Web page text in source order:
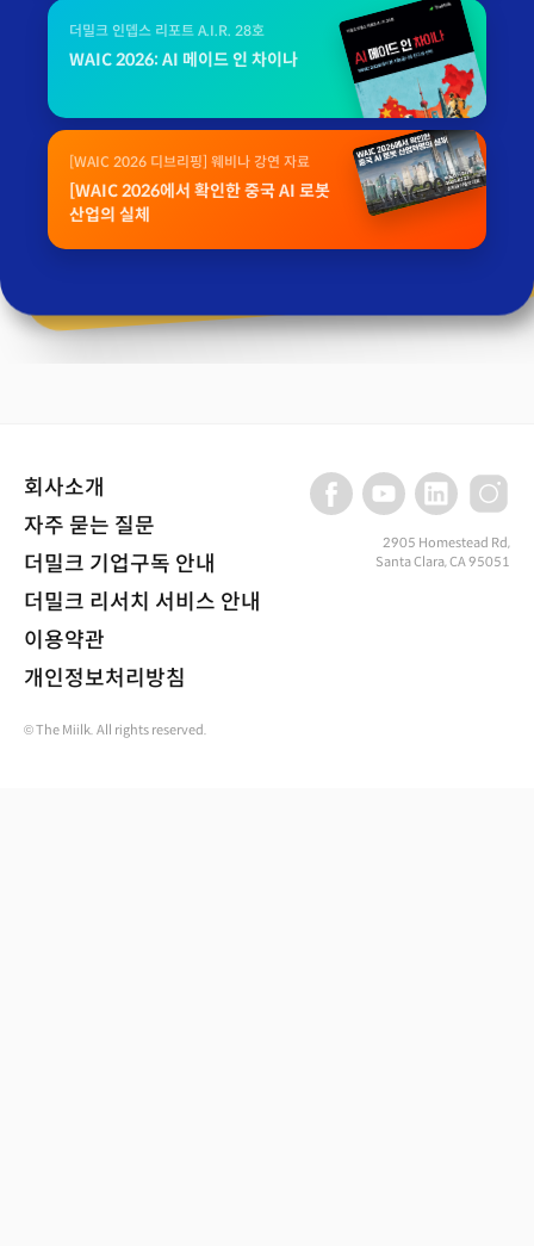
더밀크 인뎁스 리포트 A.I.R. 28호
WAIC 2026: AI 메이드 인 차이나
[WAIC 2026 디브리핑] 웨비나 강연 자료
[WAIC 2026에서 확인한 중국 AI 로봇
산업의 실체
회사소개
자주 묻는 질문
더밀크 기업구독 안내
더밀크 리서치 서비스 안내
이용약관
개인정보처리방침
2905 Homestead Rd,
Santa Clara, CA 95051
© The Miilk. All rights reserved.